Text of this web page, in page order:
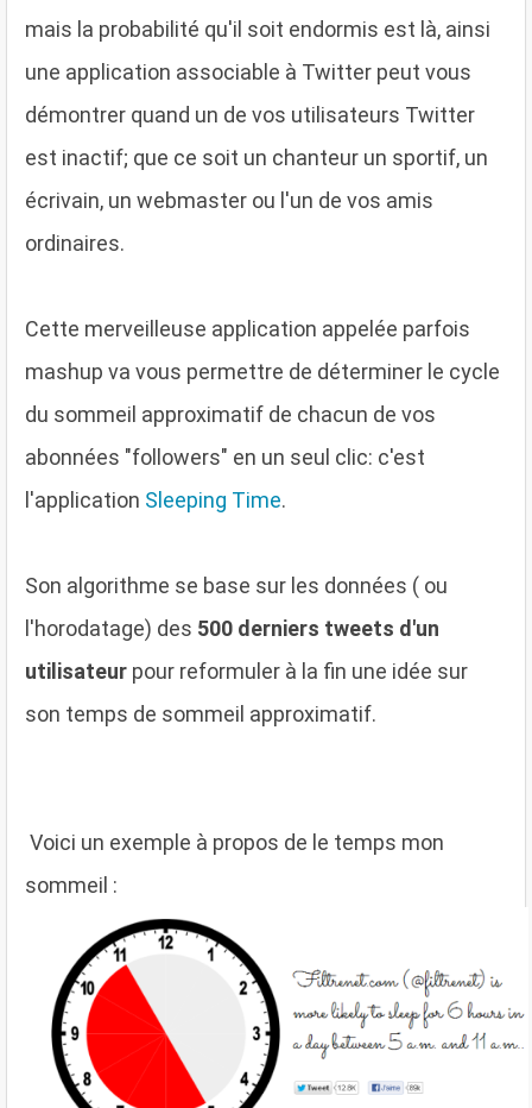
mais la probabilité qu'il soit endormis est là, ainsi
une application associable à Twitter peut vous
démontrer quand un de vos utilisateurs Twitter
est inactif; que ce soit un chanteur un sportif, un
écrivain, un webmaster ou l'un de vos amis
ordinaires.
Cette merveilleuse application appelée parfois
mashup va vous permettre de déterminer le cycle
du sommeil approximatif de chacun de vos
abonnées "followers" en un seul clic: c'est
l'application Sleeping Time.
Son algorithme se base sur les données ( ou
l'horodatage) des 500 derniers tweets d'un
utilisateur pour reformuler à la fin une idée sur
son temps de sommeil approximatif.
Voici un exemple à propos de le temps mon
sommeil :